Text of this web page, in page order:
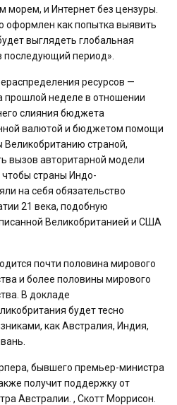
и Интернет без цензуры.
оформлен как попытка выявить
выглядеть глобальная
последующий период».
ресурсов —
прошлой неделе в отношении
слияния бюджета
валютой и бюджетом помощи
страной,
вызов авторитарной модели
чтобы страны Индо-
на себя обязательство
21 века, подобную
Великобританией и США
почти половина мирового
и более половины мирового
В докладе
будет тесно
как Австралия, Индия,
бывшего премьер-министра
получит поддержку от
Австралии. , Скотт Моррисон.